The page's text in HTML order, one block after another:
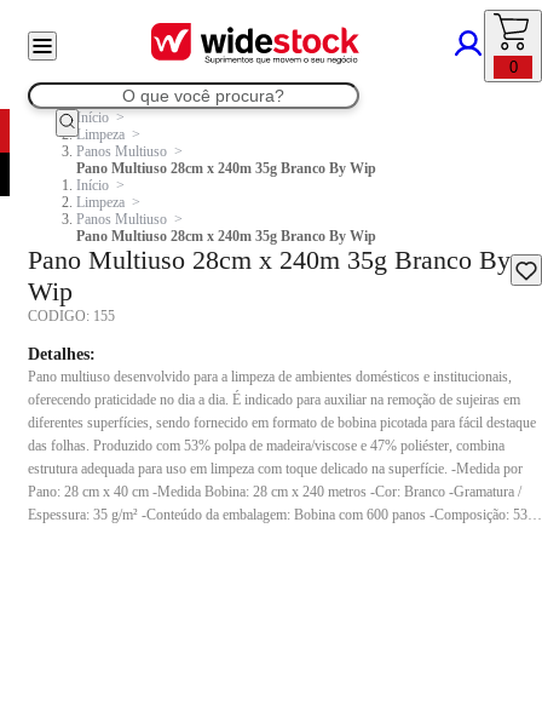
0
Início
Limpeza
Panos Multiuso
Pano Multiuso 28cm x 240m 35g Branco By Wip
Início
Limpeza
Panos Multiuso
Pano Multiuso 28cm x 240m 35g Branco By Wip
Pano Multiuso 28cm x 240m 35g Branco By
Wip
CODIGO: 155
Detalhes:
Pano multiuso desenvolvido para a limpeza de ambientes domésticos e institucionais,
oferecendo praticidade no dia a dia. É indicado para auxiliar na remoção de sujeiras em
diferentes superfícies, sendo fornecido em formato de bobina picotada para fácil destaque
das folhas. Produzido com 53% polpa de madeira/viscose e 47% poliéster, combina
estrutura adequada para uso em limpeza com toque delicado na superfície. -Medida por
Pano: 28 cm x 40 cm -Medida Bobina: 28 cm x 240 metros -Cor: Branco -Gramatura /
Espessura: 35 g/m² -Conteúdo da embalagem: Bobina com 600 panos -Composição: 53%